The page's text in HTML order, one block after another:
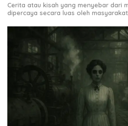
Cerita atau kisah yang menyebar dari
dipercaya secara luas oleh masyarakat